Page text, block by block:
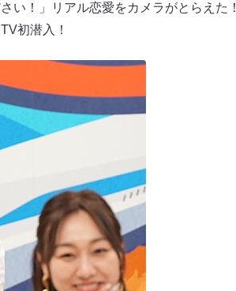
！」リアル恋愛をカメラがとらえた！
初潜入！